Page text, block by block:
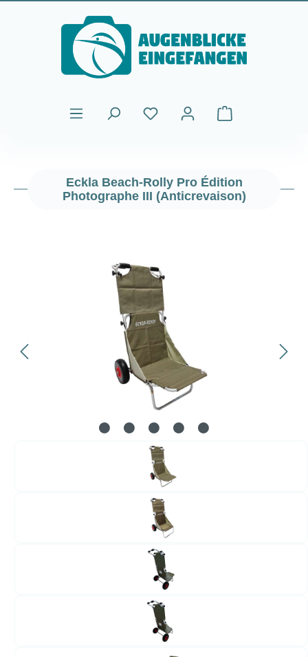
Passer au contenu principal
Le panier
Eckla Beach-Rolly Pro Édition
Photographe III (Anticrevaison)